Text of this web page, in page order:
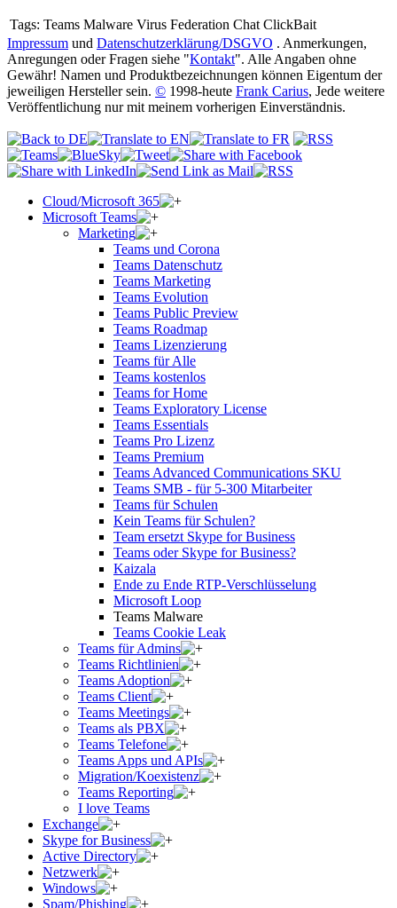
Tags: Teams Malware Virus Federation Chat ClickBait
Impressum und Datenschutzerklärung/DSGVO . Anmerkungen,
Anregungen oder Fragen siehe "Kontakt". Alle Angaben ohne
Gewähr! Namen und Produktbezeichnungen können Eigentum der
jeweiligen Hersteller sein. © 1998-heute Frank Carius, Jede weitere
Veröffentlichung nur mit meinem vorherigen Einverständnis.
Cloud/Microsoft 365
Microsoft Teams
Marketing
Teams und Corona
Teams Datenschutz
Teams Marketing
Teams Evolution
Teams Public Preview
Teams Roadmap
Teams Lizenzierung
Teams für Alle
Teams kostenlos
Teams for Home
Teams Exploratory License
Teams Essentials
Teams Pro Lizenz
Teams Premium
Teams Advanced Communications SKU
Teams SMB - für 5-300 Mitarbeiter
Teams für Schulen
Kein Teams für Schulen?
Team ersetzt Skype for Business
Teams oder Skype for Business?
Kaizala
Ende zu Ende RTP-Verschlüsselung
Microsoft Loop
Teams Malware
Teams Cookie Leak
Teams für Admins
Teams Richtlinien
Teams Adoption
Teams Client
Teams Meetings
Teams als PBX
Teams Telefone
Teams Apps und APIs
Migration/Koexistenz
Teams Reporting
I love Teams
Exchange
Skype for Business
Active Directory
Netzwerk
Windows
Spam/Phishing